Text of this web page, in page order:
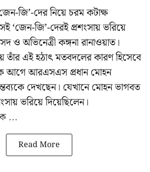
জি’-দের নিয়ে চরম কটাক্ষ
‘জেন-জি’-দেরই প্রশংসায় ভরিয়ে
ও অভিনেত্রী কঙ্গনা রানাওয়াত।
তাঁর এই হঠাৎ মতবদলের কারণ হিসেবে
আগে আরএসএস প্রধান মোহন
দেখছেন। যেখানে মোহন ভাগবত
ভরিয়ে দিয়েছিলেন।
...
Read More